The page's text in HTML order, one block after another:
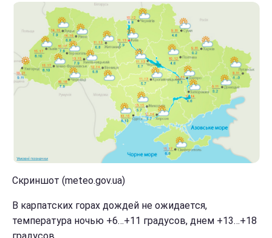
Скриншот (meteo.gov.ua)
В карпатских горах дождей не ожидается,
температура ночью +6…+11 градусов, днем +13…+18